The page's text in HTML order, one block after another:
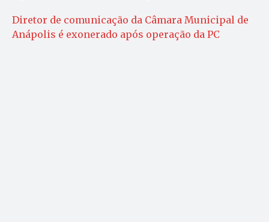
Diretor de comunicação da Câmara Municipal de
Anápolis é exonerado após operação da PC